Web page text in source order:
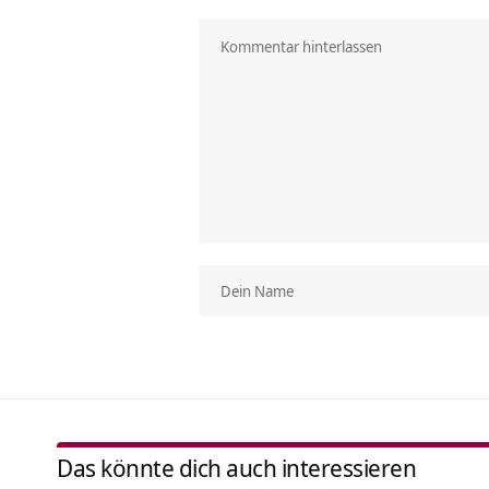
Das könnte dich auch interessieren